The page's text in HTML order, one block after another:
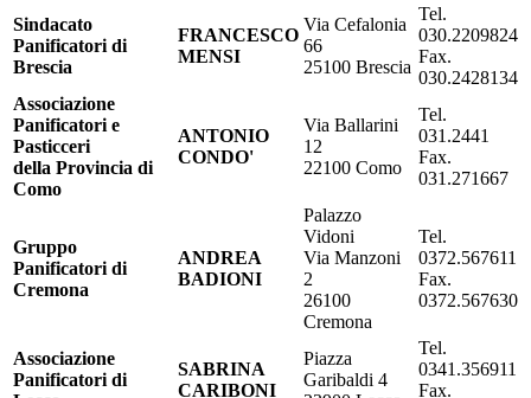
Sindacato
Panificatori di
Brescia
FRANCESCO
MENSI
Via Cefalonia
66
25100 Brescia
Tel.
030.2209824
Fax.
030.2428134
Associazione
Panificatori e
Pasticceri
della Provincia di
Como
ANTONIO
CONDO'
Via Ballarini
12
22100 Como
Tel.
031.2441
Fax.
031.271667
Gruppo
Panificatori di
Cremona
ANDREA
BADIONI
Palazzo
Vidoni
Via Manzoni
2
26100
Cremona
Tel.
0372.567611
Fax.
0372.567630
Associazione
Panificatori di
SABRINA
CARIBONI
Piazza
Garibaldi 4
Tel.
0341.356911
Fax.